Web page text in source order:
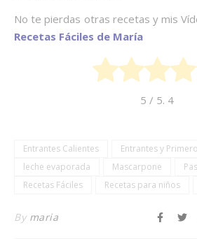
No te pierdas otras recetas y mis
Recetas Fáciles de María
5 / 5. 4
Entrantes Calientes Entrantes y
leche evaporada
Mascarpone
Recetas Fáciles
Recetas para niños
By maria